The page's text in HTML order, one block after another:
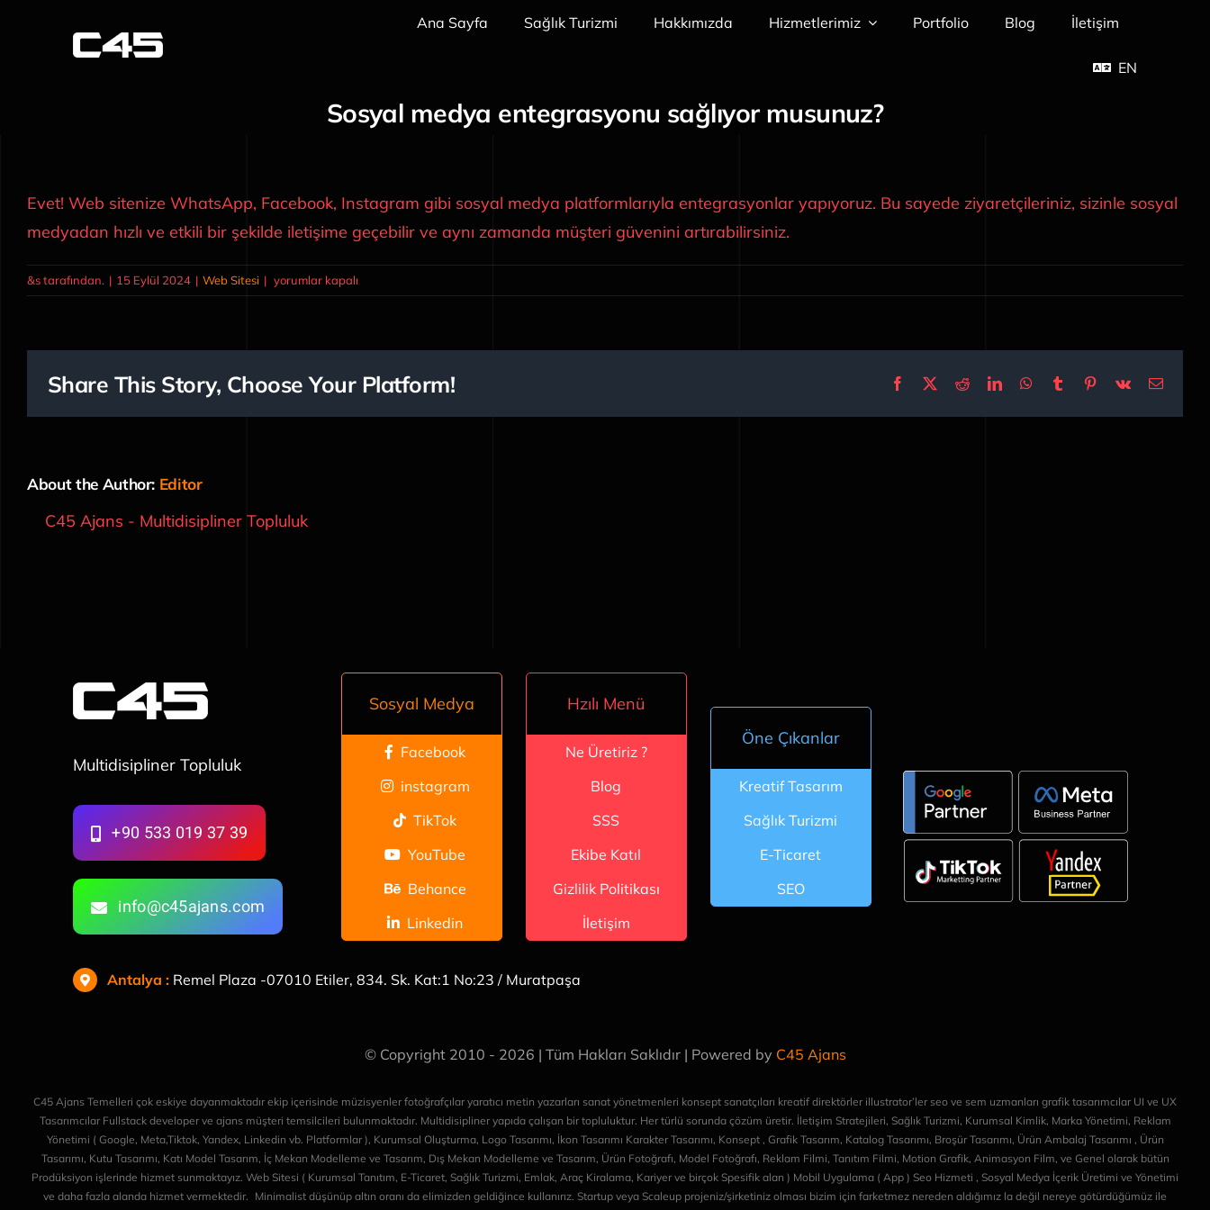
Ana Sayfa Sağlık Turizmi Hakkımızda Hizmetlerimiz Portfolio Blog İletişim
EN
Sosyal medya entegrasyonu sağlıyor musunuz?
Evet! Web sitenize WhatsApp, Facebook, Instagram gibi sosyal medya platformlarıyla entegrasyonlar yapıyoruz. Bu sayede ziyaretçileriniz, sizinle sosyal
medyadan hızlı ve etkili bir şekilde iletişime geçebilir ve aynı zamanda müşteri güvenini artırabilirsiniz.
&s tarafından. | 15 Eylül 2024 | Web Sitesi | Sosyal
medya
için
yorumlar kapalı
Share This Story, Choose Your Platform! Facebook
X RedditLinkedInWhatsApp
TumblrPinterest
Vk
E-
About the Author: Editor
C45 Ajans - Multidisipliner Topluluk
Multidisipliner Topluluk
+90 533 019 37 39
info@c45ajans.com
Sosyal Medya
Facebook
instagram
TikTok
YouTube
Behance
Linkedin
Hzılı Menü
Ne Üretiriz ?
Blog
SSS
Ekibe Katıl
Gizlilik Politikası
İletişim
Öne Çıkanlar
Kreatif Tasarım
Sağlık Turizmi
E-Ticaret
SEO
Antalya : Remel Plaza -07010 Etiler, 834. Sk. Kat:1 No:23 / Muratpaşa
© Copyright 2010 - 2026 | Tüm Hakları Saklıdır | Powered by C45 Ajans
C45 Ajans Temelleri çok eskiye dayanmaktadır ekip içerisinde müzisyenler fotoğrafçılar yaratıcı metin yazarları sanat yönetmenleri konsept sanatçıları kreatif direktörler illustrator’ler seo ve sem uzmanları grafik tasarımcılar UI ve UX
Tasarımcılar Fullstack developer ve ajans müşteri temsilcileri bulunmaktadır. Multidisipliner yapıda çalışan bir topluluktur. Her türlü sorunda çözüm üretir. İletişim Stratejileri, Sağlık Turizmi, Kurumsal Kimlik, Marka Yönetimi, Reklam
Yönetimi ( Google, Meta,Tiktok, Yandex, Linkedin vb. Platformlar ), Kurumsal Oluşturma, Logo Tasarımı, İkon Tasarımı Karakter Tasarımı, Konsept , Grafik Tasarım, Katalog Tasarımı, Broşür Tasarımı, Ürün Ambalaj Tasarımı , Ürün
Tasarımı, Kutu Tasarımı, Katı Model Tasarım, İç Mekan Modelleme ve Tasarım, Dış Mekan Modelleme ve Tasarım, Ürün Fotoğrafı, Model Fotoğrafı, Reklam Filmi, Tanıtım Filmi, Motion Grafik, Animasyon Film, ve Genel olarak bütün
Prodüksiyon işlerinde hizmet sunmaktayız. Web Sitesi ( Kurumsal Tanıtım, E-Ticaret, Sağlık Turizmi, Emlak, Araç Kiralama, Kariyer ve birçok Spesifik alan ) Mobil Uygulama ( App ) Seo Hizmeti , Sosyal Medya İçerik Üretimi ve Yönetimi
ve daha fazla alanda hizmet vermektedir. Minimalist düşünüp altın oranı da elimizden geldiğince kullanırız. Startup veya Scaleup projeniz/şirketiniz olması bizim için farketmez nereden aldığımız la değil nereye götürdüğümüz ile